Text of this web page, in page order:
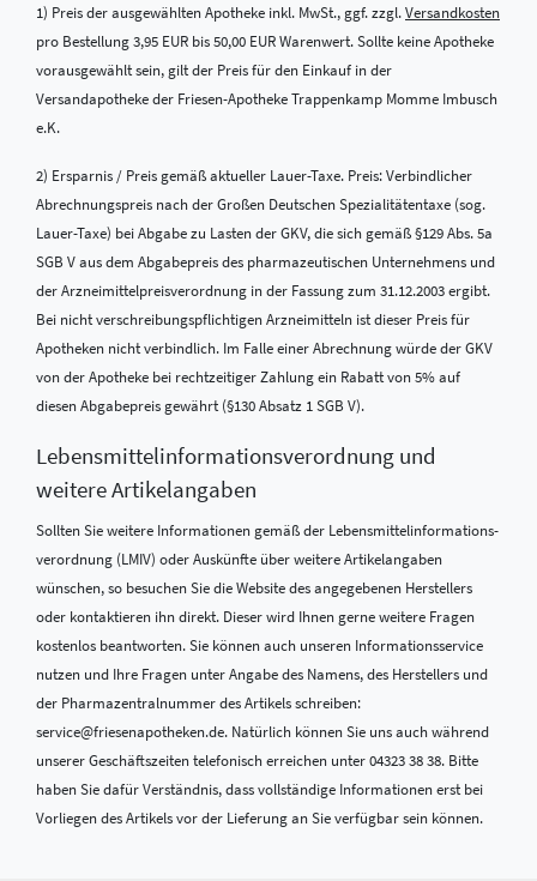
1) Preis der ausgewählten Apotheke inkl. MwSt., ggf. zzgl.Versandkosten
pro Bestellung 3,95 EUR bis 50,00 EUR Warenwert. Sollte keine Apotheke
vorausgewählt sein, gilt der Preis für den Einkauf in der
Versandapotheke der Friesen-Apotheke Trappenkamp Momme Imbusch
e.K.
2) Ersparnis / Preis gemäß aktueller Lauer-Taxe. Preis: Verbindlicher
Abrechnungspreis nach der Großen Deutschen Spezialitätentaxe (sog.
Lauer-Taxe) bei Abgabe zu Lasten der GKV, die sich gemäß §129 Abs. 5a
SGB V aus dem Abgabepreis des pharmazeutischen Unternehmens und
der Arzneimittelpreisverordnung in der Fassung zum 31.12.2003 ergibt.
Bei nicht verschreibungspflichtigen Arzneimitteln ist dieser Preis für
Apotheken nicht verbindlich. Im Falle einer Abrechnung würde der GKV
von der Apotheke bei rechtzeitiger Zahlung ein Rabatt von 5% auf
diesen Abgabepreis gewährt (§130 Absatz 1 SGB V).
Lebensmittel­informations­verordnung und
weitere Artikelangaben
Sollten Sie weitere Informationen gemäß der Lebensmittel­informations­
verordnung (LMIV) oder Auskünfte über weitere Artikelangaben
wünschen, so besuchen Sie die Website des angegebenen Herstellers
oder kontaktieren ihn direkt. Dieser wird Ihnen gerne weitere Fragen
kostenlos beantworten. Sie können auch unseren Informationsservice
nutzen und Ihre Fragen unter Angabe des Namens, des Herstellers und
der Pharmazentralnummer des Artikels schreiben:
service@friesenapotheken.de. Natürlich können Sie uns auch während
unserer Geschäftszeiten telefonisch erreichen unter 04323 38 38. Bitte
haben Sie dafür Verständnis, dass vollständige Informationen erst bei
Vorliegen des Artikels vor der Lieferung an Sie verfügbar sein können.